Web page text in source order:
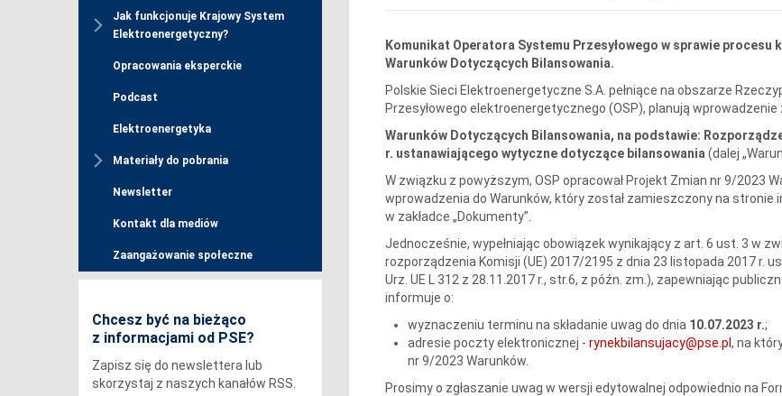
Jak funkcjonuje Krajowy System
Elektroenergetyczny?
Opracowania eksperckie
Podcast
Elektroenergetyka
Materiały do pobrania
Newsletter
Kontakt dla mediów
Zaangażowanie społeczne
Chcesz być na bieżąco
z informacjami od PSE?
Zapisz się do newslettera lub
skorzystaj z naszych kanałów RSS.
Komunikat Operatora Systemu Przesyłowego w sprawie
Warunków Dotyczących Bilansowania.
Polskie Sieci Elektroenergetyczne S.A. pełniące na obszarze
Przesyłowego elektroenergetycznego (OSP), planują wprowadzenie
Warunków Dotyczących Bilansowania, na podstawie:
r. ustanawiającego wytyczne dotyczące bilansowania (dalej
W związku z powyższym, OSP opracował Projekt Zmian nr 9/2023
wprowadzenia do Warunków, który został zamieszczony na
w zakładce „Dokumenty”.
Jednocześnie, wypełniając obowiązek wynikający z art. 6 ust. 3 w
rozporządzenia Komisji (UE) 2017/2195 z dnia 23 listopada 2017 r.
Urz. UE L 312 z 28.11.2017 r., str.6, z późn. zm.), zapewniając
informuje o:
wyznaczeniu terminu na składanie uwag do dnia 10.07.2023 r.;
adresie poczty elektronicznej - rynekbilansujacy@pse.pl , na
nr 9/2023 Warunków.
Prosimy o zgłaszanie uwag w wersji edytowalnej odpowiednio na